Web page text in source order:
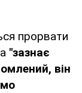
прорвати
"зазнає
він